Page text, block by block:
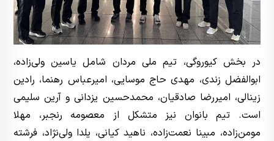
در بخش کیوروگی، تیم ملی مردان شامل یاسین ولی‌زاده،
ابوالفضل زندی، مهدی حاج موسایی، امیرعباس رهنما، رادین
زینالی، امیررضا صادقیان، محمدحسین یزدانی و آرین سلیمی
است. تیم بانوان نیز متشکل از معصومه رنجبر، مهلا
مومن‌زاده، مبینا نعمت‌زاده، ناهید کیانی، یلدا ولی‌نژاد، فرشته